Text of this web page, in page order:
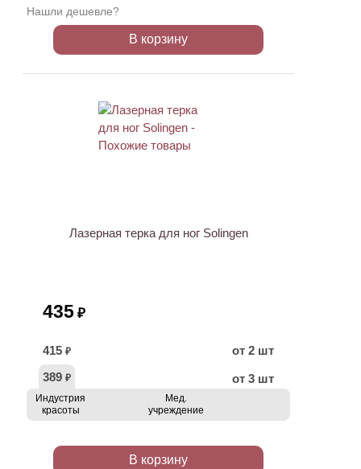
Нашли дешевле?
В корзину
Лазерная терка для ног Solingen
435 ₽
415 ₽
от 2 шт
389 ₽ от 3 шт
Индустрия
красоты
Мед.
учреждение
В корзину